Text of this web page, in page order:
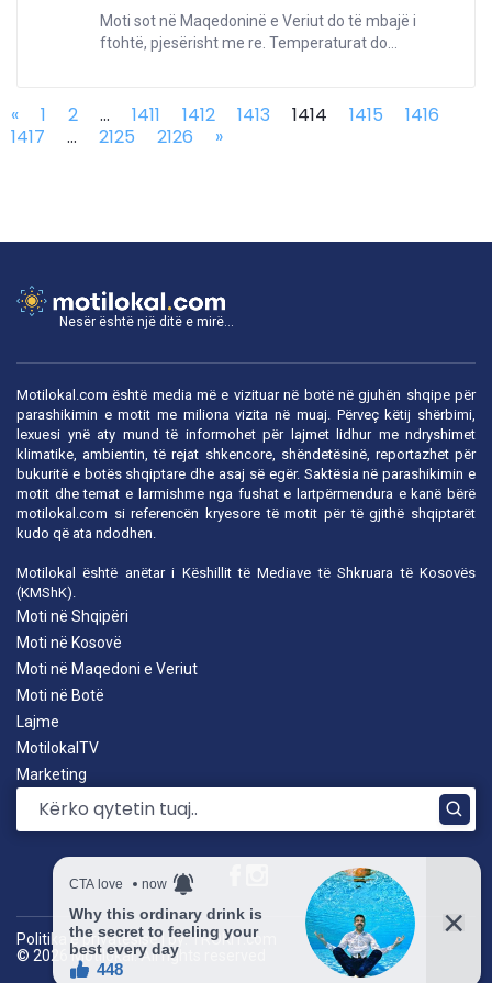
Moti sot në Maqedoninë e Veriut do të mbajë i
ftohtë, pjesërisht me re. Temperaturat do...
« 1 2 ... 1411 1412 1413 1414 1415
1416
1417
... 2125 2126 »
Nesër është një ditë e mirë...
Motilokal.com është media më e vizituar në botë në gjuhën shqipe për
parashikimin e motit me miliona vizita në muaj. Përveç këtij shërbimi,
lexuesi ynë aty mund të informohet për lajmet lidhur me ndryshimet
klimatike, ambientin, të rejat shkencore, shëndetësinë, reportazhet për
bukuritë e botës shqiptare dhe asaj së egër. Saktësia në parashikimin e
motit dhe temat e larmishme nga fushat e lartpërmendura e kanë bërë
motilokal.com si referencën kryesore të motit për të gjithë shqiptarët
kudo që ata ndodhen.
Motilokal është anëtar i Këshillit të Mediave të Shkruara të Kosovës
(KMShK).
Moti në Shqipëri
Moti në Kosovë
Moti në Maqedoni e Veriut
Moti në Botë
Lajme
MotilokalTV
Marketing
© 2026 Motilokal. All rights reserved
Politika e privatësisë| by: TROKIT.com